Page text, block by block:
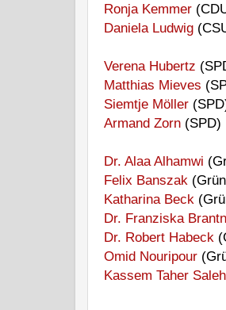
Ronja Kemmer
Daniela Ludwig
Verena Hubertz
Matthias Mieves
Siemtje Möller
Armand Zorn (SPD)
Dr. Alaa Alhamwi
Felix Banszak
Katharina Beck
Dr. Franziska
Dr. Robert Habeck
Omid Nouripour
Kassem Taher Saleh